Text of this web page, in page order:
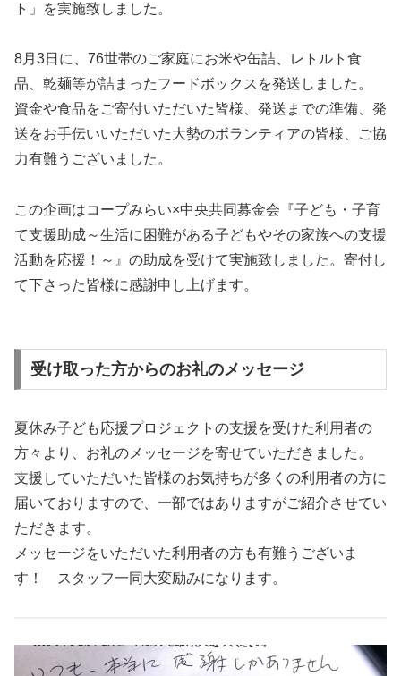
ト」を実施致しました。
8月3日に、76世帯のご家庭にお米や缶詰、レトルト食
品、乾麺等が詰まったフードボックスを発送しました。
資金や食品をご寄付いただいた皆様、発送までの準備、発
送をお手伝いいただいた大勢のボランティアの皆様、ご協
力有難うございました。
この企画はコープみらい×中央共同募金会『子ども・子育
て支援助成～生活に困難がある子どもやその家族への支援
活動を応援！～』の助成を受けて実施致しました。寄付し
て下さった皆様に感謝申し上げます。
受け取った方からのお礼のメッセージ
夏休み子ども応援プロジェクトの支援を受けた利用者の
方々より、お礼のメッセージを寄せていただきました。
支援していただいた皆様のお気持ちが多くの利用者の方に
届いておりますので、一部ではありますがご紹介させてい
ただきます。
メッセージをいただいた利用者の方も有難うございま
す！ スタッフ一同大変励みになります。